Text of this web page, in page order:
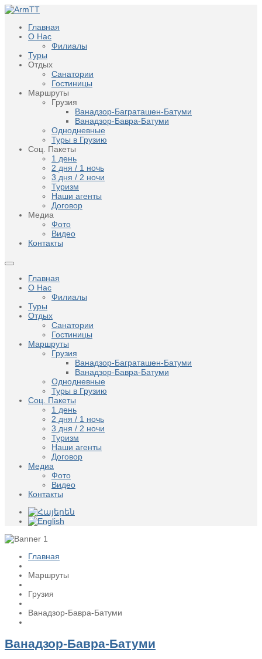
Главная
О Нас
Филиалы
Туры
Отдых
Санатории
Гостиницы
Маршруты
Грузия
Ванадзор-Баграташен-Батуми
Ванадзор-Бавра-Батуми
Однодневные
Туры в Грузию
Соц. Пакеты
1 день
2 дня / 1 ночь
3 дня / 2 ночи
Туризм
Наши агенты
Договор
Медиа
Фото
Видео
Контакты
Главная
О Нас
Филиалы
Туры
Отдых
Санатории
Гостиницы
Маршруты
Грузия
Ванадзор-Баграташен-Батуми
Ванадзор-Бавра-Батуми
Однодневные
Туры в Грузию
Соц. Пакеты
1 день
2 дня / 1 ночь
3 дня / 2 ночи
Туризм
Наши агенты
Договор
Медиа
Фото
Видео
Контакты
Главная
Маршруты
Грузия
Ванадзор-Бавра-Батуми
Ванадзор-Бавра-Батуми